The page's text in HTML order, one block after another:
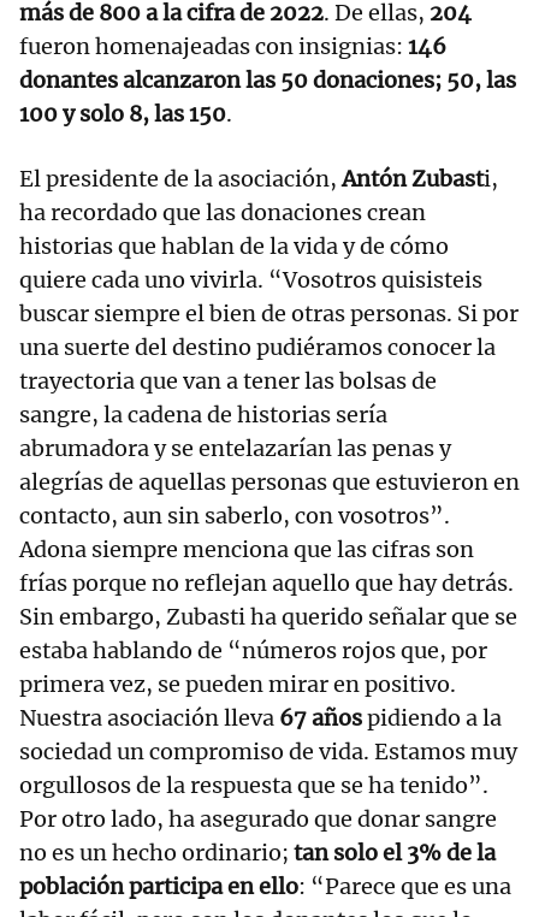
más de 800 a la cifra de 2022. De ellas, 204
fueron homenajeadas con insignias: 146
donantes alcanzaron las 50 donaciones; 50, las
100 y solo 8, las 150.
El presidente de la asociación,Antón Zubasti,
ha recordado que las donaciones crean
historias que hablan de la vida y de cómo
quiere cada uno vivirla. “Vosotros quisisteis
buscar siempre el bien de otras personas. Si por
una suerte del destino pudiéramos conocer la
trayectoria que van a tener las bolsas de
sangre, la cadena de historias sería
abrumadora y se entelazarían las penas y
alegrías de aquellas personas que estuvieron en
contacto, aun sin saberlo, con vosotros”.
Adona siempre menciona que las cifras son
frías porque no reflejan aquello que hay detrás.
Sin embargo, Zubasti ha querido señalar que se
estaba hablando de “números rojos que, por
primera vez, se pueden mirar en positivo.
Nuestra asociación lleva 67 añospidiendo a la
sociedad un compromiso de vida. Estamos muy
orgullosos de la respuesta que se ha tenido”.
Por otro lado, ha asegurado que donar sangre
no es un hecho ordinario; tan solo el 3% de la
población participa en ello: “Parece que es una